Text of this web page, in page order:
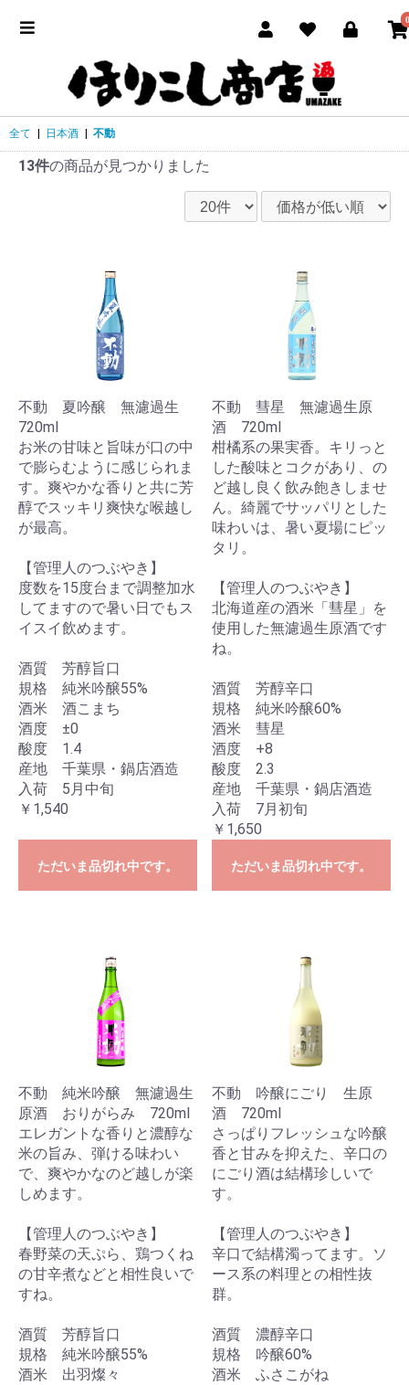
0
全て 日本酒 不動
13件の商品が見つかりました
不動 夏吟醸 無濾過生
720ml
お米の甘味と旨味が口の中
で膨らむように感じられま
す。爽やかな香りと共に芳
醇でスッキリ爽快な喉越し
が最高。
【管理人のつぶやき】
度数を15度台まで調整加水
してますので暑い日でもス
イスイ飲めます。
酒質 芳醇旨口
規格 純米吟醸55%
酒米 酒こまち
酒度 ±0
酸度 1.4
産地 千葉県・鍋店酒造
入荷 5月中旬
￥1,540
ただいま品切れ中です。
不動 彗星 無濾過生原
酒 720ml
柑橘系の果実香。キリっと
した酸味とコクがあり、の
ど越し良く飲み飽きしませ
ん。綺麗でサッパリとした
味わいは、暑い夏場にピッ
タリ。
【管理人のつぶやき】
北海道産の酒米「彗星」を
使用した無濾過生原酒です
ね。
酒質 芳醇辛口
規格 純米吟醸60%
酒米 彗星
酒度 +8
酸度 2.3
産地 千葉県・鍋店酒造
入荷 7月初旬
￥1,650
ただいま品切れ中です。
不動 純米吟醸 無濾過生
原酒 おりがらみ 720ml
エレガントな香りと濃醇な
米の旨み、弾ける味わい
で、爽やかなのど越しが楽
しめます。
【管理人のつぶやき】
春野菜の天ぷら、鶏つくね
の甘辛煮などと相性良いで
すね。
酒質 芳醇旨口
規格 純米吟醸55%
酒米 出羽燦々
不動 吟醸にごり 生原
酒 720ml
さっぱりフレッシュな吟醸
香と甘みを抑えた、辛口の
にごり酒は結構珍しいで
す。
【管理人のつぶやき】
辛口で結構濁ってます。ソ
ース系の料理との相性抜
群。
酒質 濃醇辛口
規格 吟醸60%
酒米 ふさこがね